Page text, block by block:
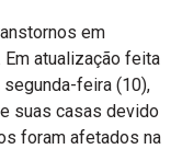
em
Em atualização feita
feira (10),
suas casas devido
foram afetados na